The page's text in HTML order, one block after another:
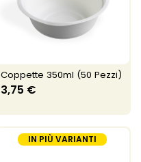
Coppette 350ml (50 Pezzi)
3,75 €
IN PIÙ VARIANTI